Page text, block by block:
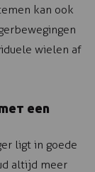
kan ook
wielen af
een
ligt in goede
altijd meer